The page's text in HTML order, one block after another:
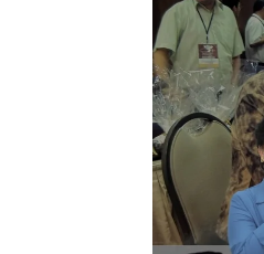
Diretoria
Plenário
Ex Presidentes
Equipe